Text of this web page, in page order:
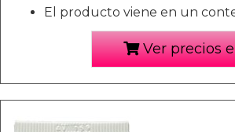
El producto viene en un
Ver precios